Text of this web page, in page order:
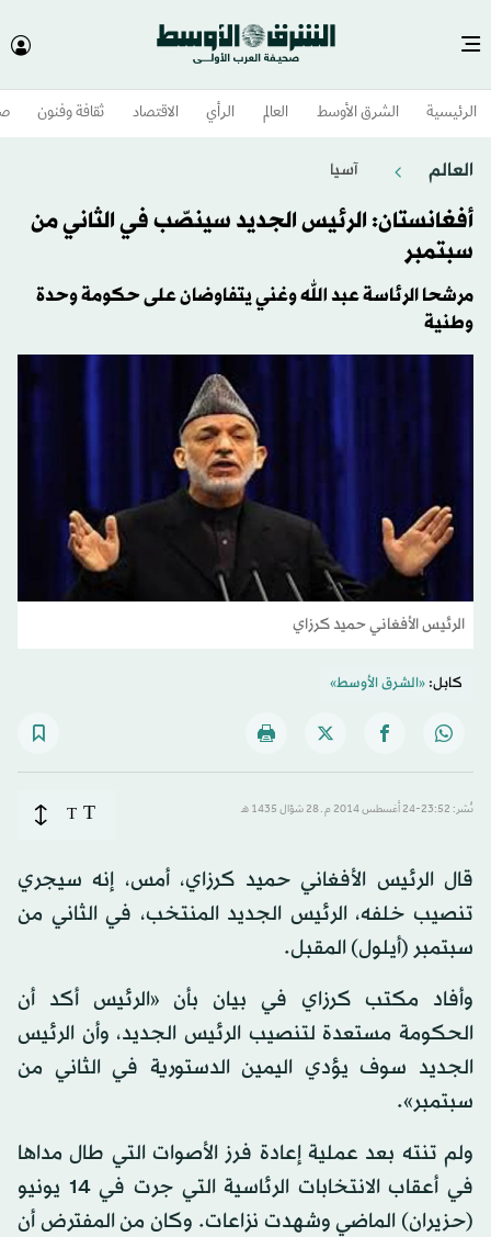
الرئيسية الشرق الأوسط​ العالم الرأي الاقتصاد ثقافة وفنون
العالم آسيا
أفغانستان: الرئيس الجديد سينصّب في الثاني من
سبتمبر
مرشحا الرئاسة عبد الله وغني يتفاوضان على حكومة وحدة
وطنية
الرئيس الأفغاني حميد كرزاي
كابل:«الشرق الأوسط»
نُشر: 23:52-24 أغسطس 2014 م ـ 28 شوّال 1435 هـ T
T
قال الرئيس الأفغاني حميد كرزاي، أمس، إنه سيجري
تنصيب خلفه، الرئيس الجديد المنتخب، في الثاني من
سبتمبر (أيلول) المقبل.
وأفاد مكتب كرزاي في بيان بأن «الرئيس أكد أن
الحكومة مستعدة لتنصيب الرئيس الجديد، وأن الرئيس
الجديد سوف يؤدي اليمين الدستورية في الثاني من
سبتمبر».
ولم تنته بعد عملية إعادة فرز الأصوات التي طال مداها
في أعقاب الانتخابات الرئاسية التي جرت في 14 يونيو
(حزيران) الماضي وشهدت نزاعات. وكان من المفترض أن